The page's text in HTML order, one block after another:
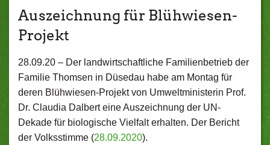
Auszeichnung für Blühwiesen-
Projekt
28.09.20 – Der landwirtschaftliche Familienbetrieb der
Familie Thomsen in Düsedau habe am Montag für
deren Blühwiesen-Projekt von Umweltministerin Prof.
Dr. Claudia Dalbert eine Auszeichnung der UN-
Dekade für biologische Vielfalt erhalten. Der Bericht
der Volksstimme (28.09.2020).